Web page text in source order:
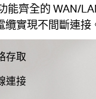
能齊全的 WAN/
實現不間斷連接
存取
連接